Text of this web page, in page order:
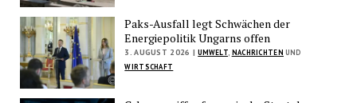
Paks-Ausfall legt Schwächen der
Energiepolitik Ungarns offen
3. AUGUST 2026 | UMWELT, NACHRICHTEN UND
WIRTSCHAFT